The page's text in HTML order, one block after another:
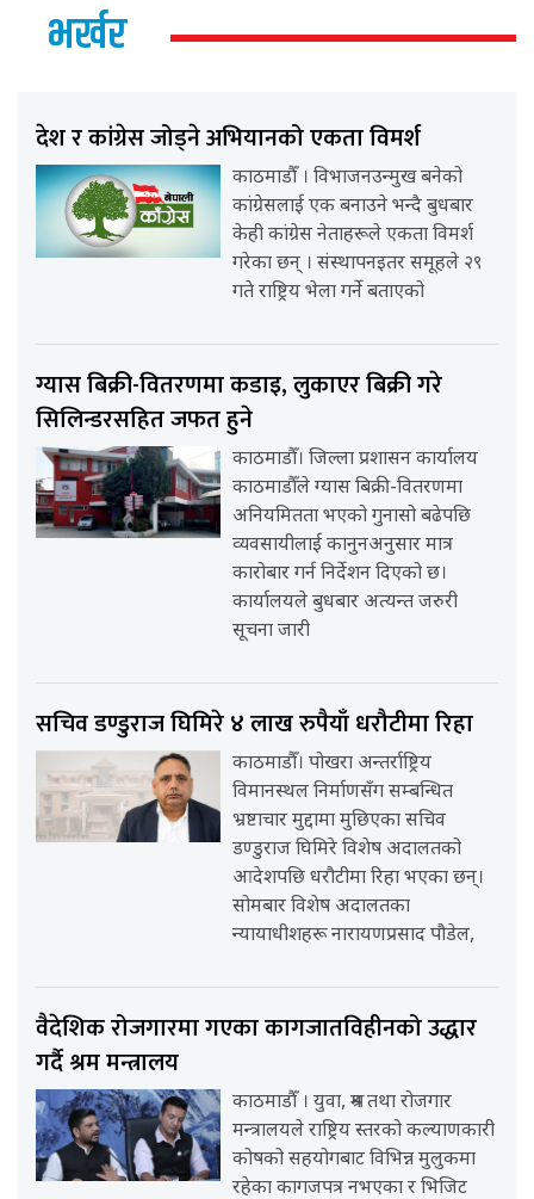
भर्खर
देश र कांग्रेस जोड्ने अभियानको एकता विमर्श
काठमाडौँ । विभाजनउन्मुख बनेको
कांग्रेसलाई एक बनाउने भन्दै बुधबार
केही कांग्रेस नेताहरूले एकता विमर्श
गरेका छन् । संस्थापनइतर समूहले २९
गते राष्ट्रिय भेला गर्ने बताएको
ग्यास बिक्री-वितरणमा कडाइ, लुकाएर बिक्री गरे
सिलिन्डरसहित जफत हुने
काठमाडौँ। जिल्ला प्रशासन कार्यालय
काठमाडौँले ग्यास बिक्री-वितरणमा
अनियमितता भएको गुनासो बढेपछि
व्यवसायीलाई कानुनअनुसार मात्र
कारोबार गर्न निर्देशन दिएको छ।
कार्यालयले बुधबार अत्यन्त जरुरी
सूचना जारी
सचिव डण्डुराज घिमिरे ४ लाख रुपैयाँ धरौटीमा रिहा
काठमाडौँ। पोखरा अन्तर्राष्ट्रिय
विमानस्थल निर्माणसँग सम्बन्धित
भ्रष्टाचार मुद्दामा मुछिएका सचिव
डण्डुराज घिमिरे विशेष अदालतको
आदेशपछि धरौटीमा रिहा भएका छन्।
सोमबार विशेष अदालतका
न्यायाधीशहरू नारायणप्रसाद पौडेल,
वैदेशिक रोजगारमा गएका कागजातविहीनको उद्धार
गर्दै श्रम मन्त्रालय
काठमाडौँ । युवा, श्रम तथा रोजगार
मन्त्रालयले राष्ट्रिय स्तरको कल्याणकारी
कोषको सहयोगबाट विभिन्न मुलुकमा
रहेका कागजपत्र नभएका र भिजिट